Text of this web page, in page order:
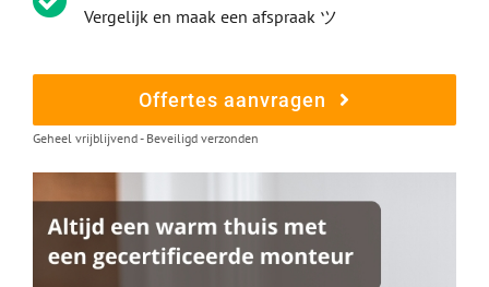
Vergelijk en maak een afspraak ツ
Offertes aanvragen
Geheel vrijblijvend - Beveiligd verzonden